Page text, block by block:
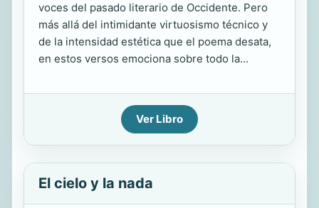
voces del pasado literario de Occidente. Pero
más allá del intimidante virtuosismo técnico y
de la intensidad estética que el poema desata,
en estos versos emociona sobre todo la...
Ver Libro
El cielo y la nada